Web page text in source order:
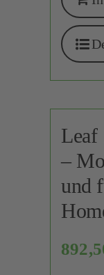
Leaf
–
und